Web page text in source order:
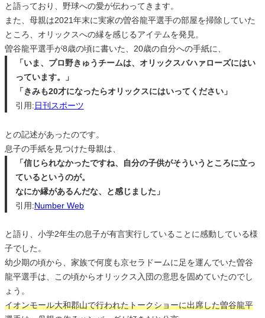
と語っており、野球への愛が伝わってきます。
また、母親は2021年末に実家の曽谷龍平選手の部屋を掃除していた
ところ、オリックスへの縁を感じるアイテムを発見。
曽谷龍平選手が8歳の頃に書いた、20歳の自分への手紙に、
「いま、プロ野きゅうチームは、オリックスバハァローズにはい
っています。」
「きみも20才になったらオリックスにはいってください」
引用:日刊スポーツ
との記述があったのです。
息子の手紙を見つけた母親は、
「信じられなかったですね、自分の子供がそういうところに立っ
ているというのが。
なにか縁があるんだな、と感じました」
引用:Number Web
と語り、小学2年生の息子が有言実行していることに感動している様
子でした。
幼少期の頃から、家族で何度も京セラドームに足を運んでいた曽谷
龍平選手は、この頃からオリックス入団の意思を固めていたのでし
ょう。
イオンモール大和郡山で行われたトークショーに出席した曽谷龍平